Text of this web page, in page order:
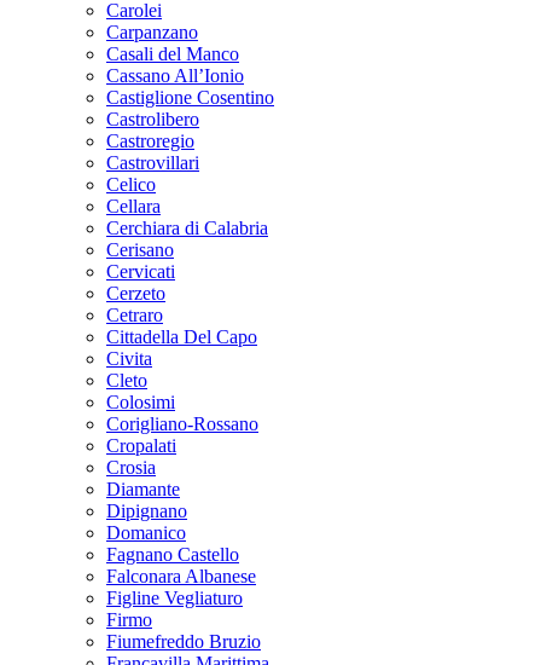
Carolei
Carpanzano
Casali del Manco
Cassano All’Ionio
Castiglione Cosentino
Castrolibero
Castroregio
Castrovillari
Celico
Cellara
Cerchiara di Calabria
Cerisano
Cervicati
Cerzeto
Cetraro
Cittadella Del Capo
Civita
Cleto
Colosimi
Corigliano-Rossano
Cropalati
Crosia
Diamante
Dipignano
Domanico
Fagnano Castello
Falconara Albanese
Figline Vegliaturo
Firmo
Fiumefreddo Bruzio